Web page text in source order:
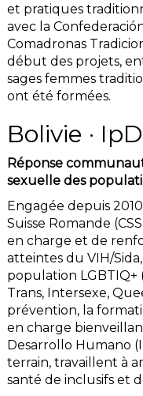
et pratiques
avec la
Comadronas
début des projets,
sages femmes
ont été formées.
Bolivie ·
Réponse
sexuelle des
Engagée depuis
Suisse Romande
en charge et de
atteintes du VIH/
population LGBTIQ+
Trans, Intersexe,
prévention, la
en charge
Desarrollo Humano
terrain, travaillent à
santé de inclusifs et